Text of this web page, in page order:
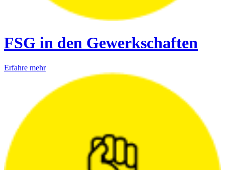
FSG in den Gewerkschaften
Erfahre mehr